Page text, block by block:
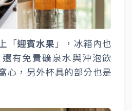
「迎賓水果」，冰箱內也
有免費礦泉水與沖泡飲
心，另外杯具的部分也是